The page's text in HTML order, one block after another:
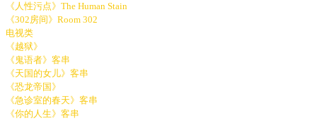
《人性污点》The Human Stain
《302房间》Room 302
电视类
《越狱》
《鬼语者》客串
《天国的女儿》客串
《恐龙帝国》
《急诊室的春天》客串
《你的人生》客串